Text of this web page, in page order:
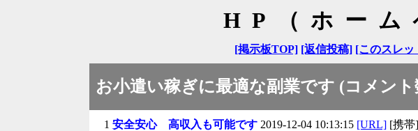
HP（ホーム
[掲示板TOP] [返信投稿] [このスレッ
お小遣い稼ぎに最適な副業です (コメント
1 安全安心 高収入も可能です 2019-12-04 10:13:15 [URL] [携帯]